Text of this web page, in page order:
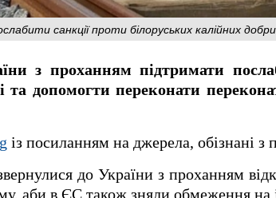
санкції проти білоруських калійних
з проханням підтримати
та допомогти переконати
із посиланням на джерела, обізнані з
до України з проханням
аби в ЄС також зняли обмеження на